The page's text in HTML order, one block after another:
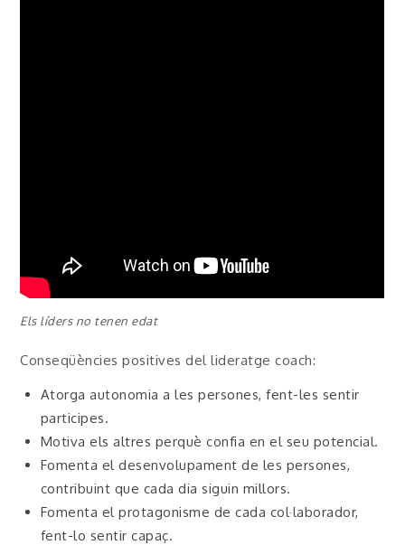
Els líders no tenen edat
Conseqüències positives del lideratge coach:
Atorga autonomia a les persones, fent-les sentir
participes.
Motiva els altres perquè confia en el seu potencial.
Fomenta el desenvolupament de les persones,
contribuint que cada dia siguin millors.
Fomenta el protagonisme de cada col·laborador,
fent-lo sentir capaç.